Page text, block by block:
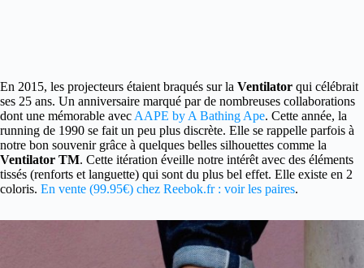
En 2015, les projecteurs étaient braqués sur la Ventilator qui célébrait
ses 25 ans. Un anniversaire marqué par de nombreuses collaborations
dont une mémorable avec AAPE by A Bathing Ape. Cette année, la
running de 1990 se fait un peu plus discrète. Elle se rappelle parfois à
notre bon souvenir grâce à quelques belles silhouettes comme la
Ventilator TM. Cette itération éveille notre intérêt avec des éléments
tissés (renforts et languette) qui sont du plus bel effet. Elle existe en 2
coloris. En vente (99.95€) chez Reebok.fr : voir les paires.